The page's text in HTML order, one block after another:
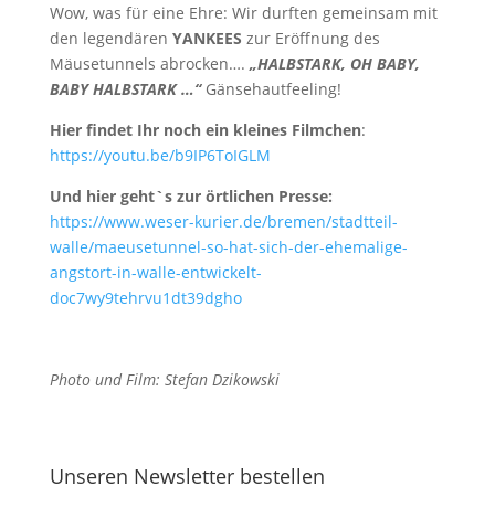
Wow, was für eine Ehre: Wir durften gemeinsam mit
den legendären YANKEES zur Eröffnung des
Mäusetunnels abrocken…. „HALBSTARK, OH BABY,
BABY HALBSTARK …“Gänsehautfeeling!
Hier findet Ihr noch ein kleines Filmchen:
https://youtu.be/b9IP6ToIGLM
Und hier geht`s zur örtlichen Presse:
https://www.weser-kurier.de/bremen/stadtteil-
walle/maeusetunnel-so-hat-sich-der-ehemalige-
angstort-in-walle-entwickelt-
doc7wy9tehrvu1dt39dgho
Photo und Film: Stefan Dzikowski
Unseren Newsletter bestellen